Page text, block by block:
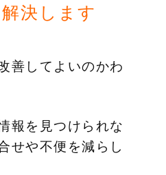
決します
善してよいのかわ
報を見つけられな
せや不便を減らし